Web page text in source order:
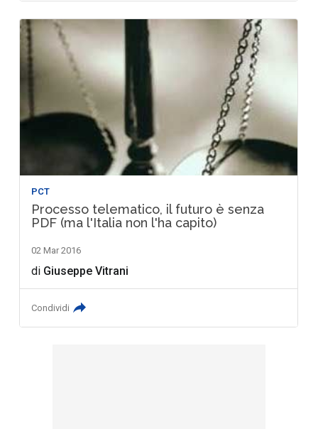
PCT
Processo telematico, il futuro è senza
PDF (ma l'Italia non l'ha capito)
02 Mar 2016
di Giuseppe Vitrani
Condividi